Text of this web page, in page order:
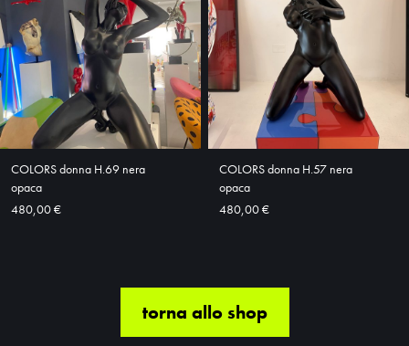
COLORS donna H.69 nera
opaca
480,00 €
COLORS donna H.57 nera
opaca
480,00 €
torna allo shop